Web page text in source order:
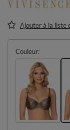
Ajouter à la liste
Couleur